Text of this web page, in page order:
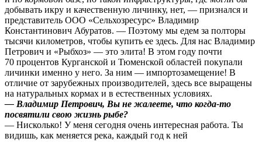
добывать икру и качественную личинку, нет, — признался и
представитель ООО «Сельхозресурс» Владимир
Константинович Абуратов. — Поэтому мы едем за полторы
тысячи километров, чтобы купить ее здесь. Для нас Владимир
Петрович и «Рыбхоз» — это элита! В этом году почти
70 процентов Курганской и Тюменской областей покупали
личинки именно у него. За ним — импортозамещение! В
отличие от зарубежных производителей, здесь все выращены
на натуральных кормах и в естественных условиях.
— Владимир Петрович, Вы не жалеете, что когда-то
посвятили свою жизнь рыбе?
— Нисколько! У меня сегодня очень интересная работа. Ты
видишь, как меняется река, каждый год к ней